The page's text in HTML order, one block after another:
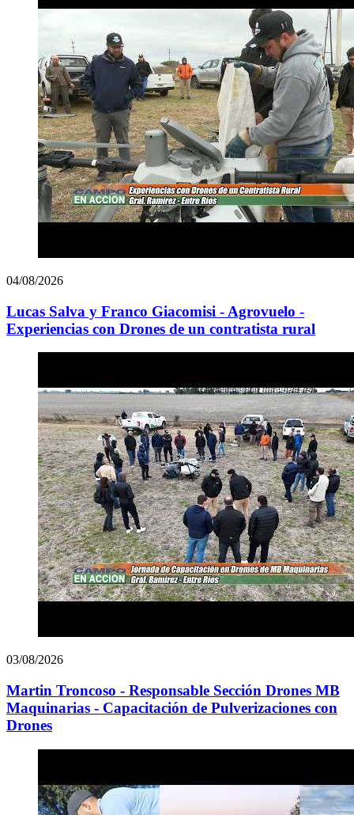
04/08/2026
Lucas Salva y Franco Giacomisi - Agrovuelo -
Experiencias con Drones de un contratista rural
03/08/2026
Martin Troncoso - Responsable Sección Drones MB
Maquinarias - Capacitación de Pulverizaciones con
Drones